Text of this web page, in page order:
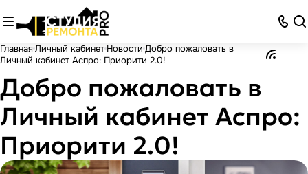
Главная Личный кабинет Новости Добро пожаловать в
Личный кабинет Аспро: Приорити 2.0!
Добро пожаловать в
Личный кабинет Аспро:
Приорити 2.0!